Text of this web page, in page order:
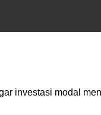
investasi modal